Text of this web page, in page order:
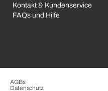
Kontakt & Kundenservice
FAQs und Hilfe
AGBs
Datenschutz